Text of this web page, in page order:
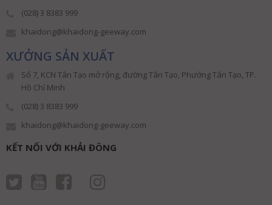
(028) 3 8383 999
khaidong@khaidong-geeway.com
XƯỞNG SẢN XUẤT
Số 7, KCN Tân Tạo mở rộng, đường Tân Tạo, Phường Tân Tạo, TP.
Hồ Chí Minh
(028) 3 8383 999
khaidong@khaidong-geeway.com
KẾT NỐI VỚI KHẢI ĐÔNG